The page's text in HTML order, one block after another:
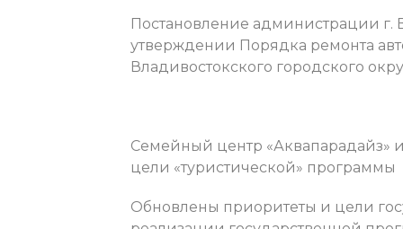
Постановление администрации г.
утверждении Порядка ремонта
Владивостокского городского
Семейный центр «Аквапарадайз»
цели «туристической» программы
Обновлены приоритеты и цели